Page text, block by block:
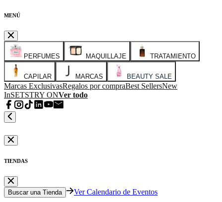
MENÚ
PERFUMES MAQUILLAJE TRATAMIENTO
CAPILAR MARCAS BEAUTY SALE
Marcas ExclusivasRegalos por compraBest SellersNew
InSETSTRY ONVer todo
TIENDAS
Buscar una Tienda Ver Calendario de Eventos